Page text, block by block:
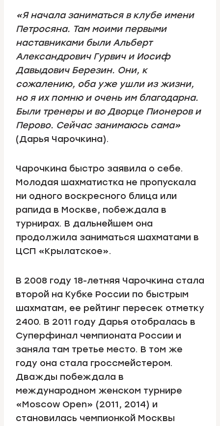
«Я начала заниматься в клубе имени
Петросяна. Там моими первыми
наставниками были Альберт
Александрович Гурвич и Иосиф
Давыдович Березин. Они, к
сожалению, оба уже ушли из жизни,
но я их помню и очень им благодарна.
Были тренеры и во Дворце Пионеров и
Перово. Сейчас занимаюсь сама»
(Дарья Чарочкина).
Чарочкина быстро заявила о себе.
Молодая шахматистка не пропускала
ни одного воскресного блица или
рапида в Москве, побеждала в
турнирах. В дальнейшем она
продолжила заниматься шахматами в
ЦСП «Крылатское».
В 2008 году 18-летняя Чарочкина стала
второй на Кубке России по быстрым
шахматам, ее рейтинг пересек отметку
2400. В 2011 году Дарья отобралась в
Суперфинал чемпионата России и
заняла там третье место. В том же
году она стала гроссмейстером.
Дважды побеждала в
международном женском турнире
«Moscow Open» (2011, 2014) и
становилась чемпионкой Москвы